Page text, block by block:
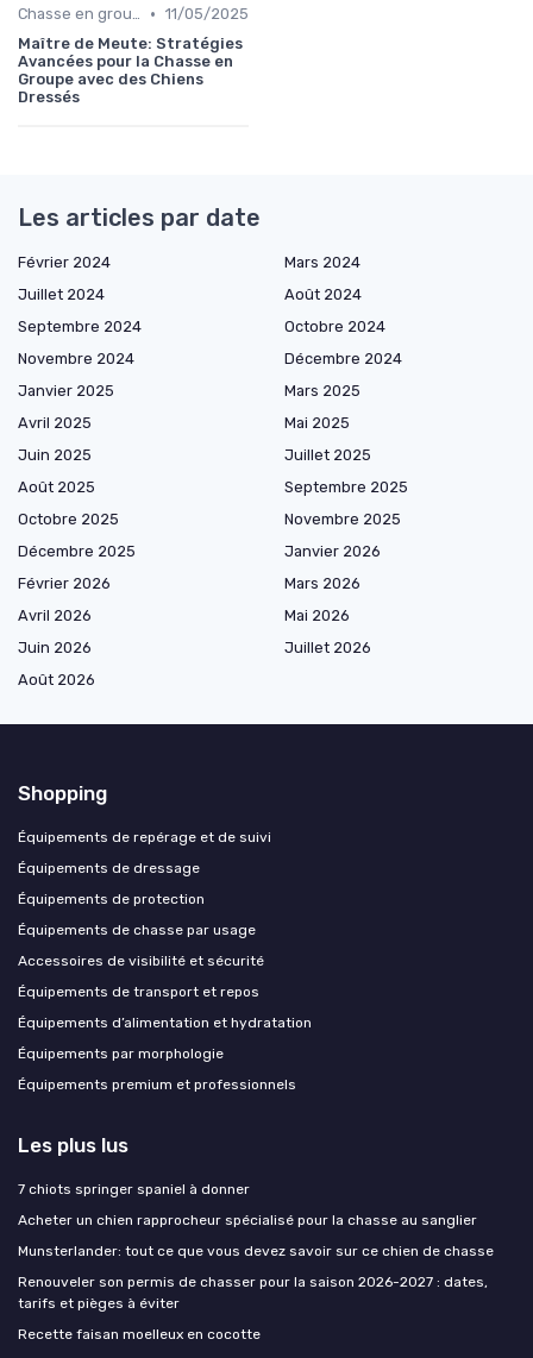
Chasse en groupe • 11/05/2025
Maître de Meute: Stratégies
Avancées pour la Chasse en
Groupe avec des Chiens
Dressés
Les articles par date
Février 2024
Mars 2024
Juillet 2024
Août 2024
Septembre 2024
Octobre 2024
Novembre 2024
Décembre 2024
Janvier 2025
Mars 2025
Avril 2025
Mai 2025
Juin 2025
Juillet 2025
Août 2025
Septembre 2025
Octobre 2025
Novembre 2025
Décembre 2025
Janvier 2026
Février 2026
Mars 2026
Avril 2026
Mai 2026
Juin 2026
Juillet 2026
Août 2026
Shopping
Équipements de repérage et de suivi
Équipements de dressage
Équipements de protection
Équipements de chasse par usage
Accessoires de visibilité et sécurité
Équipements de transport et repos
Équipements d’alimentation et hydratation
Équipements par morphologie
Équipements premium et professionnels
Les plus lus
7 chiots springer spaniel à donner
Acheter un chien rapprocheur spécialisé pour la chasse au sanglier
Munsterlander: tout ce que vous devez savoir sur ce chien de chasse
Renouveler son permis de chasser pour la saison 2026-2027 : dates,
tarifs et pièges à éviter
Recette faisan moelleux en cocotte